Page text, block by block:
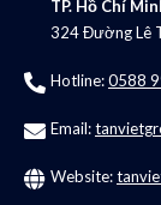
TP. Hồ Chí
324 Đường Lê
Hotline:0588
Email:
Website: